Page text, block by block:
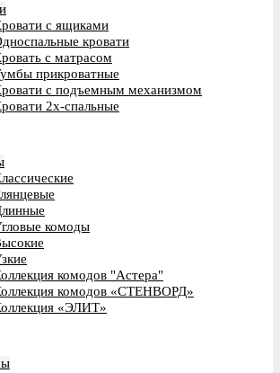
с ящиками
кровати
с матрасом
прикроватные
с подъемным механизмом
2х-спальные
комоды
комодов "Астера"
комодов «СТЕНВОРД»
«ЭЛИТ»